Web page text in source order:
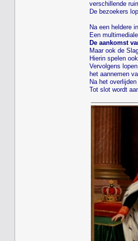
verschillende
De bezoekers
Na een heldere
Een
De aankomst
Maar ook de
Hierin spelen
Vervolgens
het aannemen
Na het
Tot slot wordt